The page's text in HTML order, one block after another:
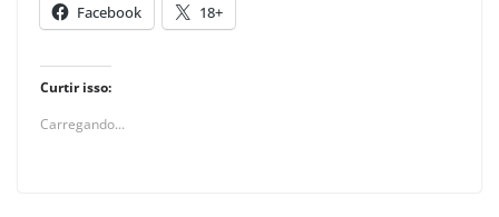
Facebook 18+
Curtir isso:
Carregando...